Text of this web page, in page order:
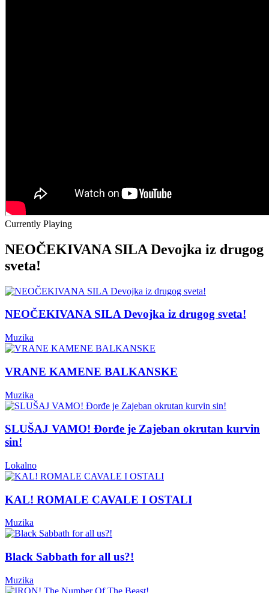
Currently Playing
NEOČEKIVANA SILA Devojka iz drugog
sveta!
NEOČEKIVANA SILA Devojka iz drugog sveta!
Muzika
VRANE KAMENE BALKANSKE
Muzika
SLUŠAJ VAMO! Đorđe je Zajeban okrutan kurvin
sin!
Lokalno
KAL! ROMALE CAVALE I OSTALI
Muzika
Black Sabbath for all us?!
Muzika